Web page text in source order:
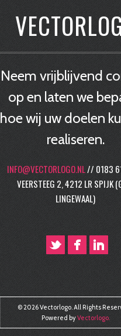
Neem vrijblijvend
op en laten we
hoe wij uw doelen
realiseren.
INFO@VECTORLOGO.NL// 0183
VEERSTEEG 2, 4212 LR SPIJK
LINGEWAAL)
© 2026 Vectorlogo. All Rights
Powered byVectorlogo.